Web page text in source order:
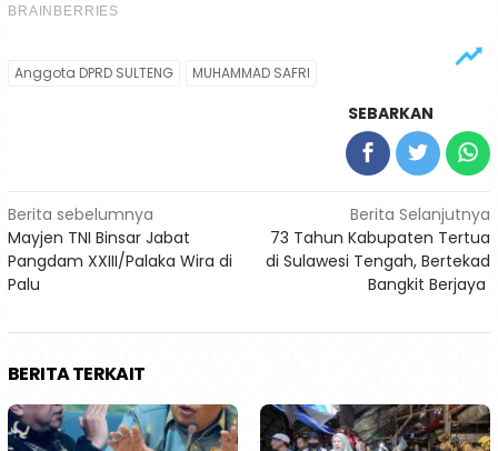
Anggota DPRD SULTENG MUHAMMAD SAFRI
SEBARKAN
Navigasi
pos
Berita sebelumnya
Mayjen TNI Binsar Jabat
Pangdam XXIII/Palaka Wira di
Palu
Berita Selanjutnya
73 Tahun Kabupaten Tertua
di Sulawesi Tengah, Bertekad
Bangkit Berjaya
BERITA TERKAIT